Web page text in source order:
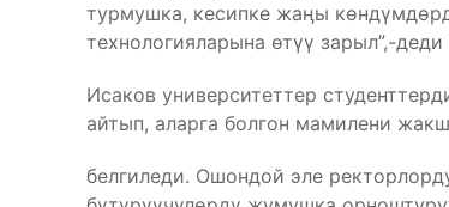
турмушка, кесипке жаӊы
технологияларына өтүү зарыл”,-
Исаков университеттер
айтып, аларга болгон мамилени
белгиледи. Ошондой эле